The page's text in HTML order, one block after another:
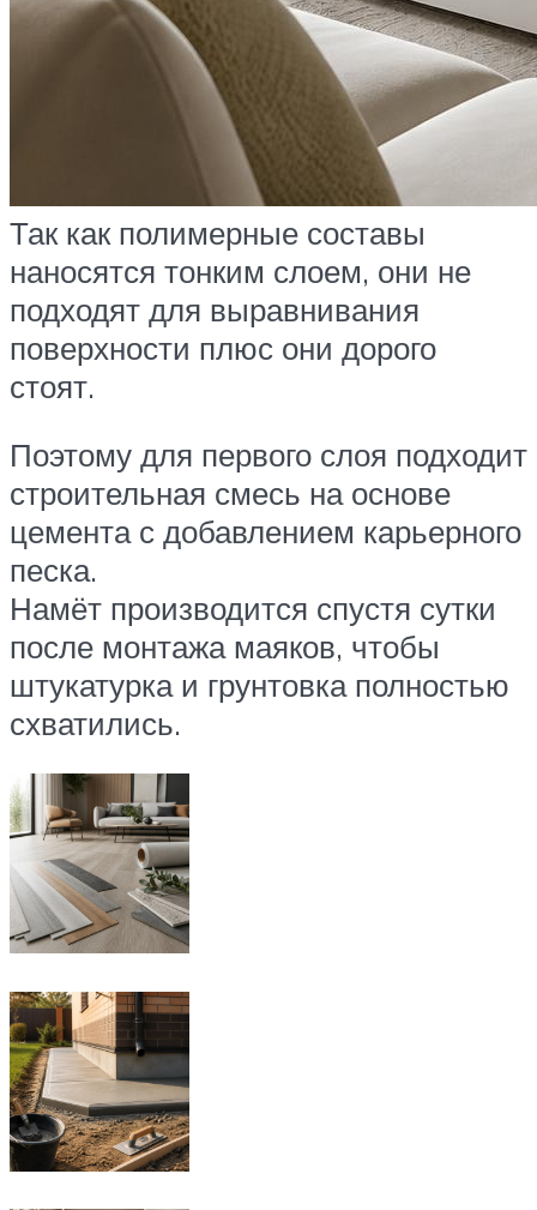
Так как полимерные составы
наносятся тонким слоем, они не
подходят для выравнивания
поверхности плюс они дорого
стоят.
Поэтому для первого слоя подходит
строительная смесь на основе
цемента с добавлением карьерного
песка.
Намёт производится спустя сутки
после монтажа маяков, чтобы
штукатурка и грунтовка полностью
схватились.